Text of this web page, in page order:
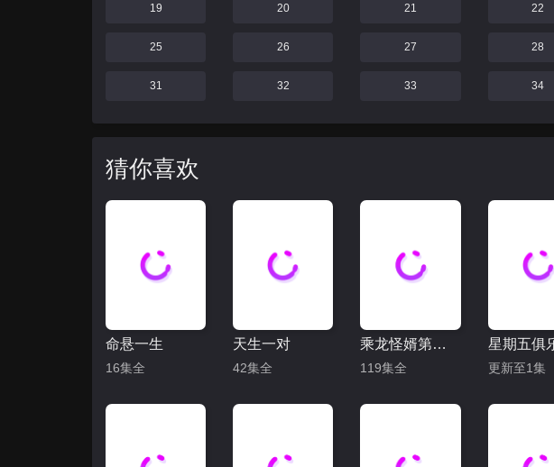
19 20 21 22
25 26 27 28
31 32 33 34
猜你喜欢
命悬一生
16集全
天生一对
42集全
乘龙怪婿第二季
119集全 更新至1集